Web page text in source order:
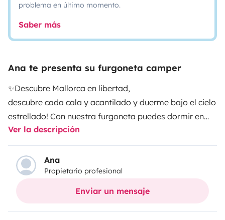
problema en último momento.
Saber más
Ana te presenta su furgoneta camper
✨Descubre Mallorca en libertad,
descubre cada cala y acantilado y duerme bajo el cielo
estrellado! Con nuestra furgoneta puedes dormir en
cualquier lugar de la isla sin restricciones! Alquilamos
nuestra camper sencilla y acogedora, perfecta para
explorar la isla a tu ritmo y capturar momentos
mágicos. Somos de esta isla y podemos recomendarte
lugares insopitos, mágicos y salvajes ✨¡Reserva ahora
aeropuerto con coste extra.
Ver la descripción
Ana
Propietario profesional
Enviar un mensaje